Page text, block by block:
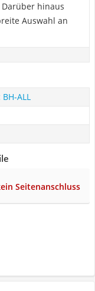
hinaus
Auswahl an
ALL
Seitenanschluss